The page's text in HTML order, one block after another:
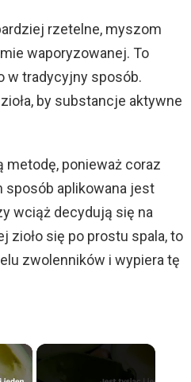
rzetelne, myszom
waporyzowanej. To
w tradycyjny sposób.
by substancje aktywne
metodę, ponieważ coraz
sposób aplikowana jest
wciąż decydują się na
zioło się po prostu spala, to
zwolenników i wypiera tę
×